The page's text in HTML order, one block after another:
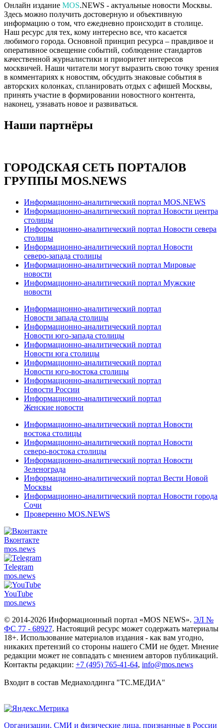
Онлайн издание MOS.NEWS - актуальные новости Москвы.
Здесь можно получить достоверную и объективную
информацию о том, что ежедневно происходит в столице.
Наш ресурс для тех, кому интересно все, что касается
любимого города. Основной принцип ресурса – правдивое и
оперативное освещение событий, соблюдение стандартов
качественной журналистики и приоритет интересов
москвичей. Наши читатели могут выразить свою точку зрения
в комментариях к новостям, обсудить знаковые события в
авторских колонках, спланировать отдых с афишей Москвы,
принять участие в формировании новостного контента,
наконец, узнавать новое и развиваться.
Наши партнёры
ГОРОДСКАЯ СЕТЬ ПОРТАЛОВ
ГРУППЫ MOS.NEWS
Информационно-аналитический портал MOS.NEWS
Информационно-аналитический портал Новости центра
столицы
Информационно-аналитический портал Новости севера
столицы
Информационно-аналитический портал Новости
северо-запада столицы
Информационно-аналитический портал Мировые
новости
Информационно-аналитический портал Мужские
новости
Информационно-аналитический портал
Новости запада столицы
Информационно-аналитический портал
Новости юго-запада столицы
Информационно-аналитический портал
Новости юга столицы
Информационно-аналитический портал
Новости юго-востока столицы
Информационно-аналитический портал
Новости России
Информационно-аналитический портал
Женские новости
Информационно-аналитический портал Новости
востока столицы
Информационно-аналитический портал Новости
северо-востока столицы
Информационно-аналитический портал Новости
Зеленограда
Информационно-аналитический портал Вести Новой
Москвы
Информационно-аналитический портал Новости города
Сочи
Проверенно MOS.NEWS
Вконтакте
mos.news
Telegram
mos.news
YouTube
mos.news
© 2014-2026 Информационный портал «MOS NEWS». ЭЛ №
ФС 77 - 68927. Настоящий ресурс может содержать материалы
18+. Использование материалов издания - как вам угодно,
никаких претензий со стороны нашего СМИ не будет. Мнение
редакции может не совпадать с мнением авторов публикаций.
Контакты редакции: +7 (495) 765-41-64, info@mos.news
Входит в состав Медиахолдинга "ТС.МЕДИА"
Организации, СМИ и физические лица, признанные в России